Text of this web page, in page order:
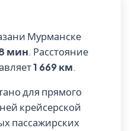
Мурманске
мин. Расстояние
1 669 км.
для прямого
крейсерской
пассажирских